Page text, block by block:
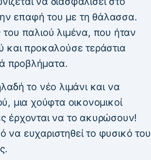
επαφή του με τη θάλασσα.
του παλιού λιμένα, που ήταν
και προκαλούσε τεράστια
προβλήματα.
το νέο λιμάνι και να
μια χούφτα οικονομικοί
έρχονται να το ακυρώσουν!
να ευχαριστηθεί το φυσικό του